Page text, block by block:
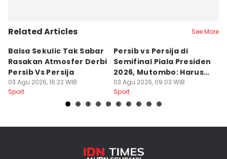
Related Articles See More
Balsa Sekulic Tak Sabar
Rasakan Atmosfer Derbi
Persib Vs Persija
03 Agu 2026, 16:32 WIB
Sport
Persib vs Persija di
Semifinal Piala Presiden
2026, Mutombo: Harus
Menang
03 Agu 2026, 09:03 WIB
Sport